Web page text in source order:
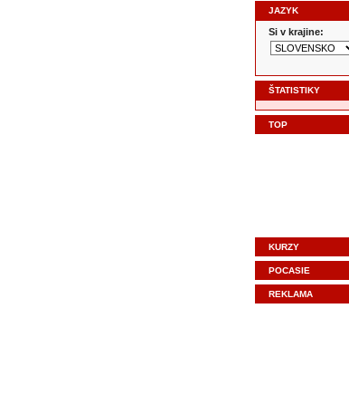
JAZYK
Si v krajine:
ŠTATISTIKY
TOP
KURZY
POCASIE
REKLAMA